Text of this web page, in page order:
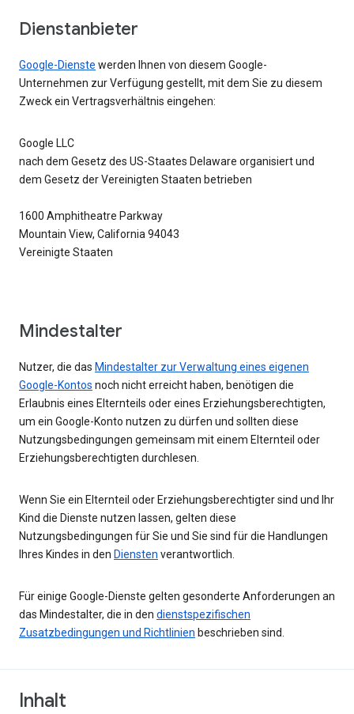
Dienstanbieter
Google-Dienste werden Ihnen von diesem Google-
Unternehmen zur Verfügung gestellt, mit dem Sie zu diesem
Zweck ein Vertragsverhältnis eingehen:
Google LLC
nach dem Gesetz des US-Staates Delaware organisiert und
dem Gesetz der Vereinigten Staaten betrieben
1600 Amphitheatre Parkway
Mountain View, California 94043
Vereinigte Staaten
Mindestalter
Nutzer, die das Mindestalter zur Verwaltung eines eigenen
Google-Kontos noch nicht erreicht haben, benötigen die
Erlaubnis eines Elternteils oder eines Erziehungsberechtigten,
um ein Google-Konto nutzen zu dürfen und sollten diese
Nutzungsbedingungen gemeinsam mit einem Elternteil oder
Erziehungsberechtigten durchlesen.
Wenn Sie ein Elternteil oder Erziehungsberechtigter sind und Ihr
Kind die Dienste nutzen lassen, gelten diese
Nutzungsbedingungen für Sie und Sie sind für die Handlungen
Ihres Kindes in den Diensten verantwortlich.
Für einige Google-Dienste gelten gesonderte Anforderungen an
das Mindestalter, die in den dienstspezifischen
Zusatzbedingungen und Richtlinien beschrieben sind.
Inhalt